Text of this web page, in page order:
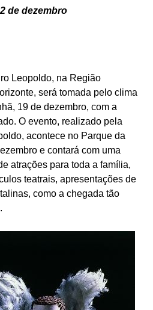
de dezembro
Leopoldo, na Região
será tomada pelo clima
19 de dezembro, com a
O evento, realizado pela
acontece no Parque da
e contará com uma
atrações para toda a família,
teatrais, apresentações de
como a chegada tão